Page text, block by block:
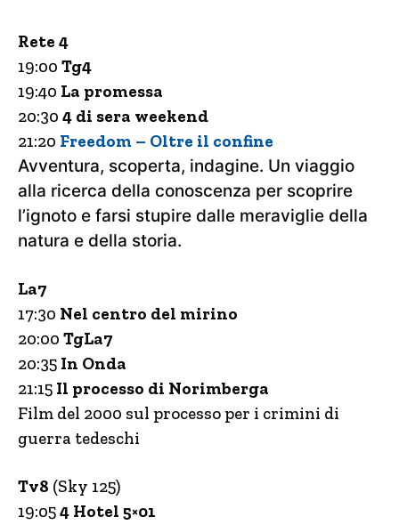
Rete 4
19:00 Tg4
19:40 La promessa
20:30 4 di sera weekend
21:20 Freedom – Oltre il confine
Avventura, scoperta, indagine. Un viaggio
alla ricerca della conoscenza per scoprire
l’ignoto e farsi stupire dalle meraviglie della
natura e della storia.
La7
17:30 Nel centro del mirino
20:00 TgLa7
20:35 In Onda
21:15 Il processo di Norimberga
Film del 2000 sul processo per i crimini di
guerra tedeschi
Tv8 (Sky 125)
19:054 Hotel 5×01